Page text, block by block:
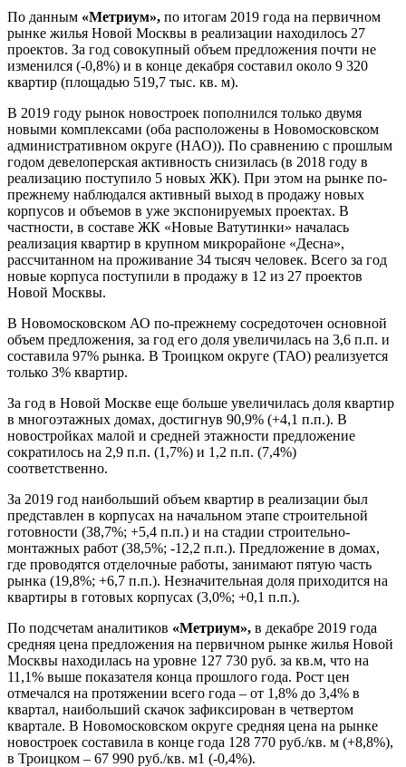
По данным «Метриум», по итогам 2019 года на первичном
рынке жилья Новой Москвы в реализации находилось 27
проектов. За год совокупный объем предложения почти не
изменился (-0,8%) и в конце декабря составил около 9 320
квартир (площадью 519,7 тыс. кв. м).
В 2019 году рынок новостроек пополнился только двумя
новыми комплексами (оба расположены в Новомосковском
административном округе (НАО)). По сравнению с прошлым
годом девелоперская активность снизилась (в 2018 году в
реализацию поступило 5 новых ЖК). При этом на рынке по-
прежнему наблюдался активный выход в продажу новых
корпусов и объемов в уже экспонируемых проектах. В
частности, в составе ЖК «Новые Ватутинки» началась
реализация квартир в крупном микрорайоне «Десна»,
рассчитанном на проживание 34 тысяч человек. Всего за год
новые корпуса поступили в продажу в 12 из 27 проектов
Новой Москвы.
В Новомосковском АО по-прежнему сосредоточен основной
объем предложения, за год его доля увеличилась на 3,6 п.п. и
составила 97% рынка. В Троицком округе (ТАО) реализуется
только 3% квартир.
За год в Новой Москве еще больше увеличилась доля квартир
в многоэтажных домах, достигнув 90,9% (+4,1 п.п.). В
новостройках малой и средней этажности предложение
сократилось на 2,9 п.п. (1,7%) и 1,2 п.п. (7,4%)
соответственно.
За 2019 год наибольший объем квартир в реализации был
представлен в корпусах на начальном этапе строительной
готовности (38,7%; +5,4 п.п.) и на стадии строительно-
монтажных работ (38,5%; -12,2 п.п.). Предложение в домах,
где проводятся отделочные работы, занимают пятую часть
рынка (19,8%; +6,7 п.п.). Незначительная доля приходится на
квартиры в готовых корпусах (3,0%; +0,1 п.п.).
По подсчетам аналитиков «Метриум», в декабре 2019 года
средняя цена предложения на первичном рынке жилья Новой
Москвы находилась на уровне 127 730 руб. за кв.м, что на
11,1% выше показателя конца прошлого года. Рост цен
отмечался на протяжении всего года – от 1,8% до 3,4% в
квартал, наибольший скачок зафиксирован в четвертом
квартале. В Новомосковском округе средняя цена на рынке
новостроек составила в конце года 128 770 руб./кв. м (+8,8%),
в Троицком – 67 990 руб./кв. м1 (-0,4%).